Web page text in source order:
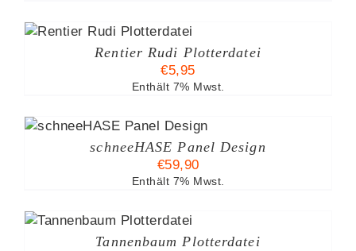
Rentier Rudi Plotterdatei
€5,95
Enthält 7% Mwst.
schneeHASE Panel Design
€59,90
Enthält 7% Mwst.
Tannenbaum Plotterdatei